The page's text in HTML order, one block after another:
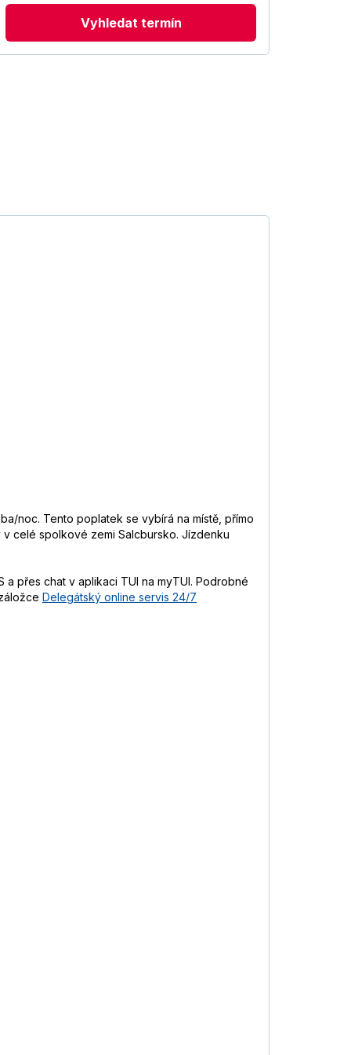
Vyhledat termín
noc. Tento poplatek se vybírá na místě, přímo
celé spolkové zemi Salcbursko. Jízdenku
přes chat v aplikaci TUI na myTUI. Podrobné
Delegátský online servis 24/7